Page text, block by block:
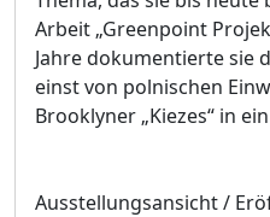
Arbeit „Greenpoint
Jahre dokumentierte sie
einst von polnischen
Brooklyner „Kiezes“ in
Ausstellungsansicht /